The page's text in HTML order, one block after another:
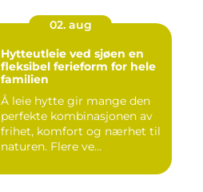
02. aug
Hytteutleie ved sjøen en
fleksibel ferieform for hele
familien
Å leie hytte gir mange den
perfekte kombinasjonen av
frihet, komfort og nærhet til
naturen. Flere ve...